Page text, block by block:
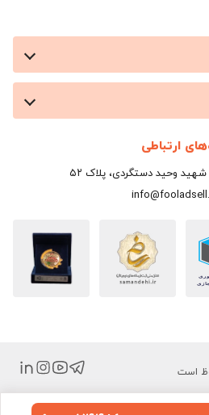
ارتباطی
وحید دستگردی، پلاک ۵۲
است